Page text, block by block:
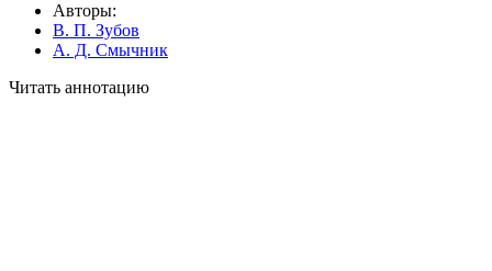
Авторы:
В. П. Зубов
А. Д. Смычник
Читать аннотацию